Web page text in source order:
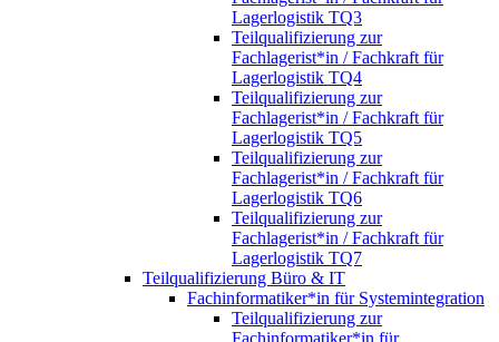
Lagerlogistik TQ3
Teilqualifizierung zur
Fachlagerist*in / Fachkraft für
Lagerlogistik TQ4
Teilqualifizierung zur
Fachlagerist*in / Fachkraft für
Lagerlogistik TQ5
Teilqualifizierung zur
Fachlagerist*in / Fachkraft für
Lagerlogistik TQ6
Teilqualifizierung zur
Fachlagerist*in / Fachkraft für
Lagerlogistik TQ7
Teilqualifizierung Büro & IT
Fachinformatiker*in für Systemintegration
Teilqualifizierung zur
Fachinformatiker*in für